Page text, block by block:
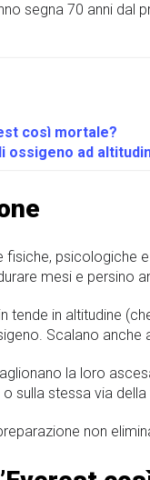
segna 70 anni
così mortale?
ossigeno ad
fisiche, psicologiche
mesi e persino
tende in altitudine
Scalano anche
la loro
sulla stessa via
non